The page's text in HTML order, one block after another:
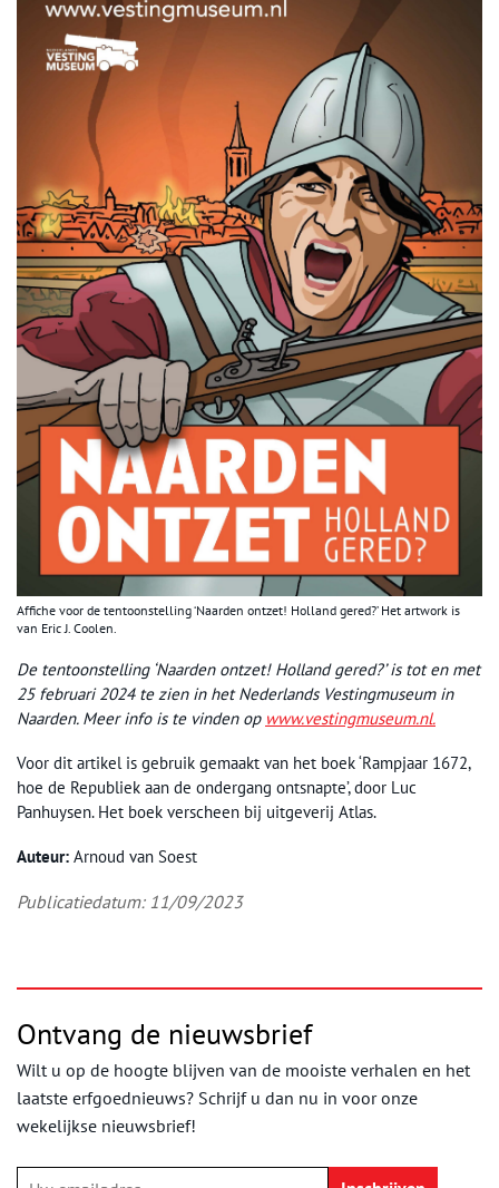
Affiche voor de tentoonstelling ‘Naarden ontzet! Holland gered?’ Het artwork is
van Eric J. Coolen.
De tentoonstelling ‘Naarden ontzet! Holland gered?’ is tot en met
25 februari 2024 te zien in het Nederlands Vestingmuseum in
Naarden. Meer info is te vinden op www.vestingmuseum.nl.
Voor dit artikel is gebruik gemaakt van het boek ‘Rampjaar 1672,
hoe de Republiek aan de ondergang ontsnapte’, door Luc
Panhuysen. Het boek verscheen bij uitgeverij Atlas.
Auteur: Arnoud van Soest
Publicatiedatum: 11/09/2023
Ontvang de nieuwsbrief
Wilt u op de hoogte blijven van de mooiste verhalen en het
laatste erfgoednieuws? Schrijf u dan nu in voor onze
wekelijkse nieuwsbrief!